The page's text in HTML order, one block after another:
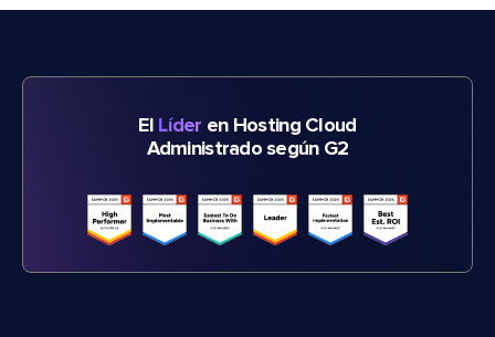
El Líder en Hosting Cloud
Administrado según G2